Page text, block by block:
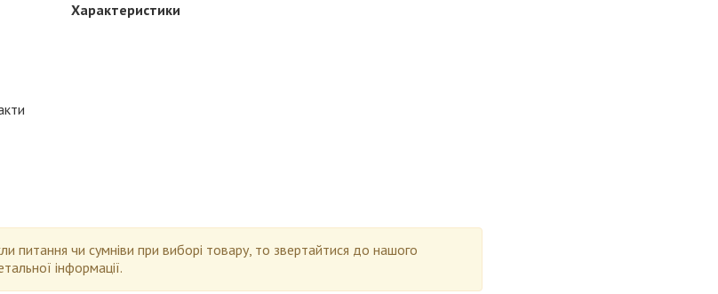
Характеристики
питання чи сумніви при виборі товару, то звертайтися до нашого
інформації.